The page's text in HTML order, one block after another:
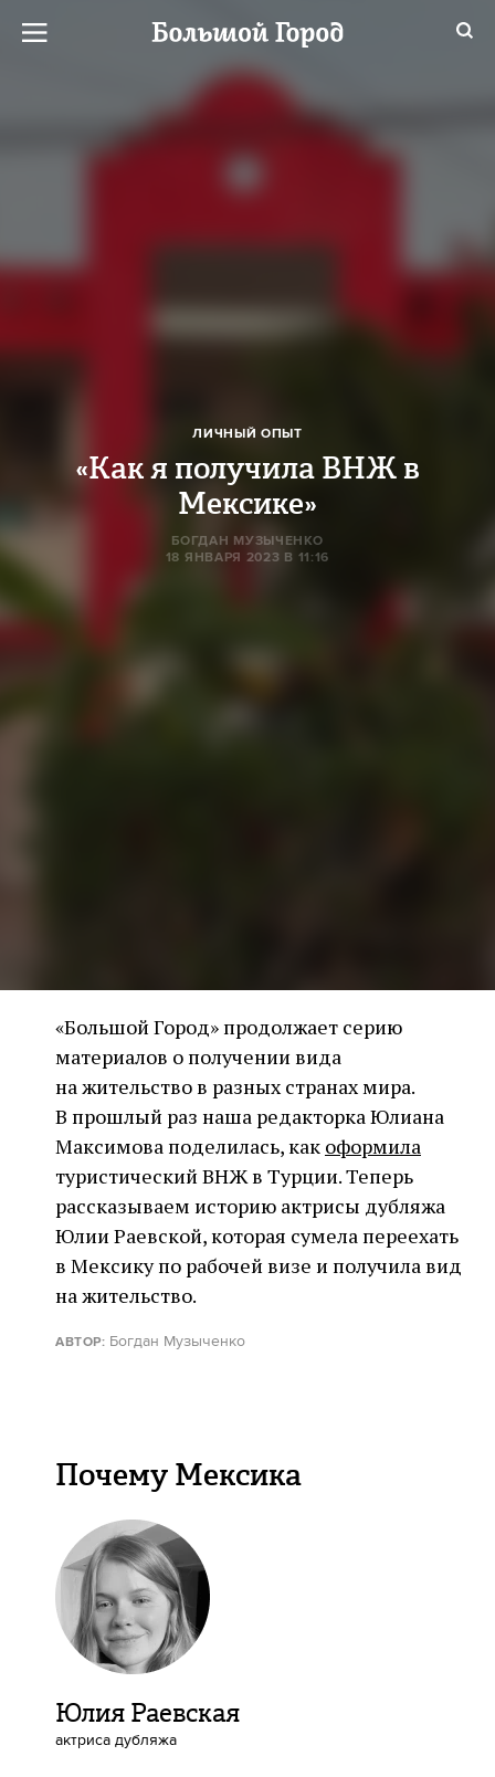
ЛИЧНЫЙ ОПЫТ
«Как я получила ВНЖ в
Мексике»
БОГДАН МУЗЫЧЕНКО
18 ЯНВАРЯ 2023 В 11:16
«Большой Город» продолжает серию
материалов о получении вида
на жительство в разных странах мира.
В прошлый раз наша редакторка Юлиана
Максимова поделилась, как оформила
туристический ВНЖ в Турции. Теперь
рассказываем историю актрисы дубляжа
Юлии Раевской, которая сумела переехать
в Мексику по рабочей визе и получила вид
на жительство.
АВТОР: Богдан Музыченко
Почему Мексика
Юлия Раевская
актриса дубляжа